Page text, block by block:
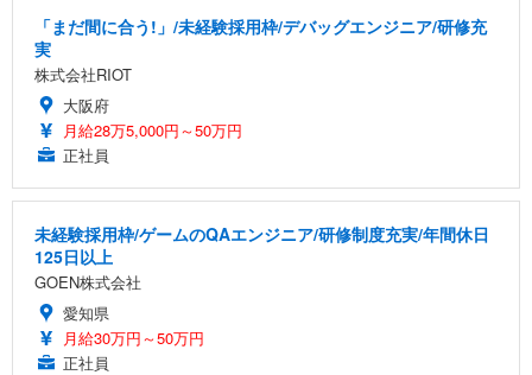
「まだ間に合う!」/未経験採用枠/デバッグエンジニア/研修充
実
株式会社RIOT
大阪府
月給28万5,000円～50万円
正社員
未経験採用枠/ゲームのQAエンジニア/研修制度充実/年間休日
125日以上
GOEN株式会社
愛知県
月給30万円～50万円
正社員